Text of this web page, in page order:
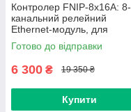
Контролер FNIP-8x16A: 8-
канальний релейний
Ethernet-модуль, для
перемикання будь-яких
навантажень, вбудований
Готово до відправки
6 300 ₴ 19 350 ₴
Купити